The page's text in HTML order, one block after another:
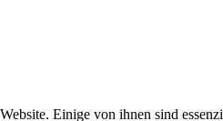
Einige von ihnen sind